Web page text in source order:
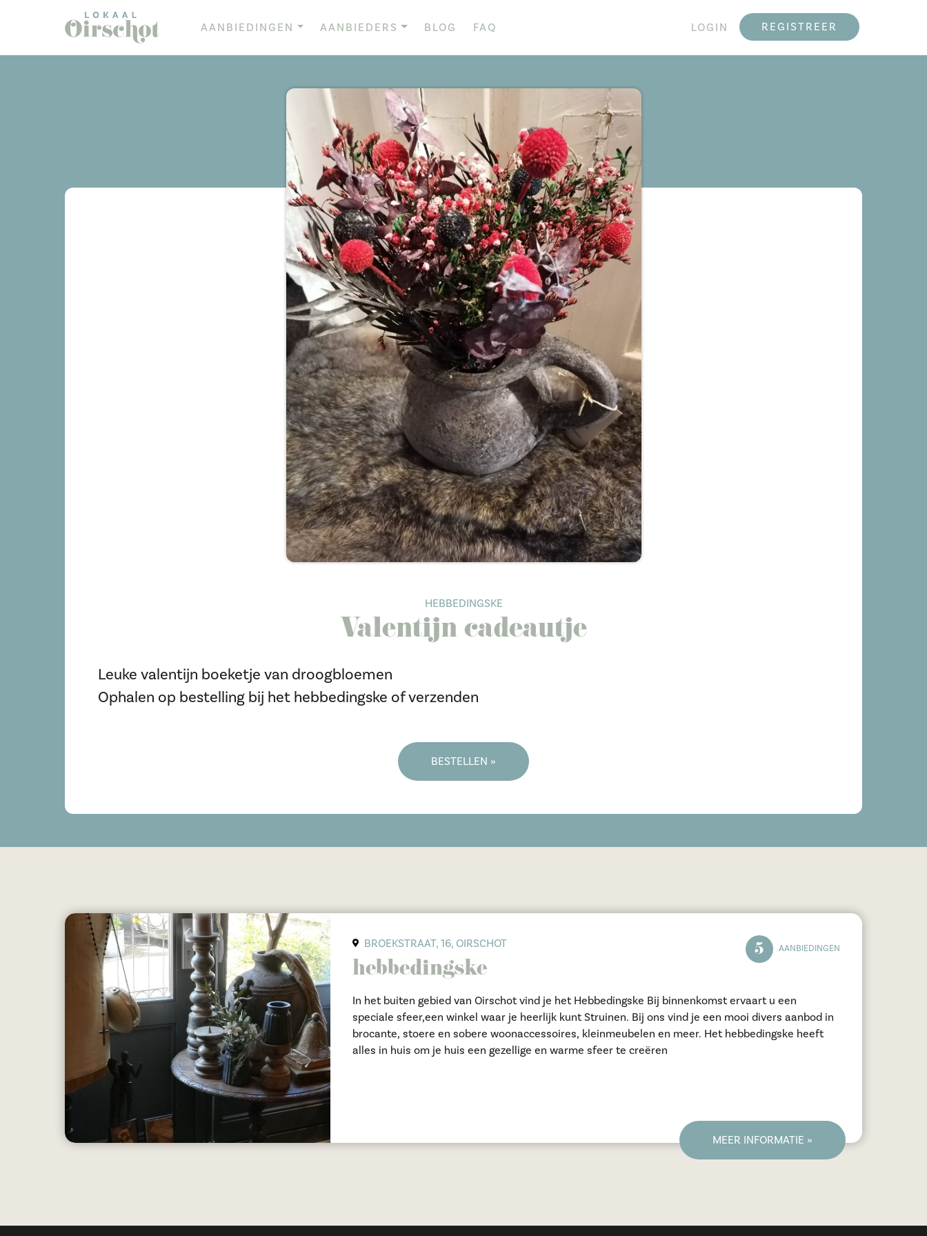
AANBIEDINGEN AANBIEDERS BLOG FAQ LOGIN REGISTREER
HEBBEDINGSKE
Valentijn cadeautje
Leuke valentijn boeketje van droogbloemen
Ophalen op bestelling bij het hebbedingske of verzenden
BESTELLEN »
BROEKSTRAAT, 16, OIRSCHOT
hebbedingske
5 AANBIEDINGEN
In het buiten gebied van Oirschot vind je het Hebbedingske Bij binnenkomst ervaart u een
speciale sfeer,een winkel waar je heerlijk kunt Struinen. Bij ons vind je een mooi divers aanbod in
brocante, stoere en sobere woonaccessoires, kleinmeubelen en meer. Het hebbedingske heeft
alles in huis om je huis een gezellige en warme sfeer te creëren
MEER INFORMATIE »